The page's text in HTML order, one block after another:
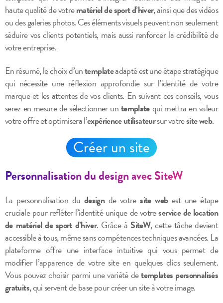
haute qualité de votrematériel de sport d’hiver, ainsi que des vidéos
ou des galeries photos. Ces éléments visuels peuvent non seulement
séduire vos clients potentiels, mais aussi renforcer la crédibilité de
votre entreprise.
En résumé, le choix d’untemplateadapté est une étape stratégique
qui nécessite une réflexion approfondie sur l’identité de votre
marque et les attentes de vos clients. En suivant ces conseils, vous
serez en mesure de sélectionner untemplatequi mettra en valeur
votre offre et optimisera l’expérience utilisateursur votresite web.
Créer un site
Personnalisation du design avec SiteW
La personnalisation du designde votresite webest une étape
cruciale pour refléter l’identité unique de votreservice de location
de matériel de sport d’hiver. Grâce à SiteW, cette tâche devient
accessible à tous, même sans compétences techniques avancées. La
plateforme offre une interface intuitive qui vous permet de
modifier l’apparence de votre site en quelques clics seulement.
Vous pouvez choisir parmi une variété detemplates personnalisés
gratuits, qui servent de base pour créer un site à votre image.